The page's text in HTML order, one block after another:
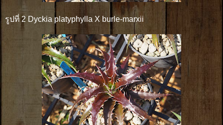
รูปที่ 2 Dyckia platyphylla X burle-marxii